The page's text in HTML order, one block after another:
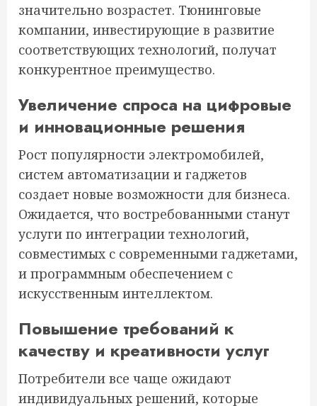
значительно возрастет. Тюнинговые
компании, инвестирующие в развитие
соответствующих технологий, получат
конкурентное преимущество.
Увеличение спроса на цифровые
и инновационные решения
Рост популярности электромобилей,
систем автоматизации и гаджетов
создает новые возможности для бизнеса.
Ожидается, что востребованными станут
услуги по интеграции технологий,
совместимых с современными гаджетами,
и программным обеспечением с
искусственным интеллектом.
Повышение требований к
качеству и креативности услуг
Потребители все чаще ожидают
индивидуальных решений, которые